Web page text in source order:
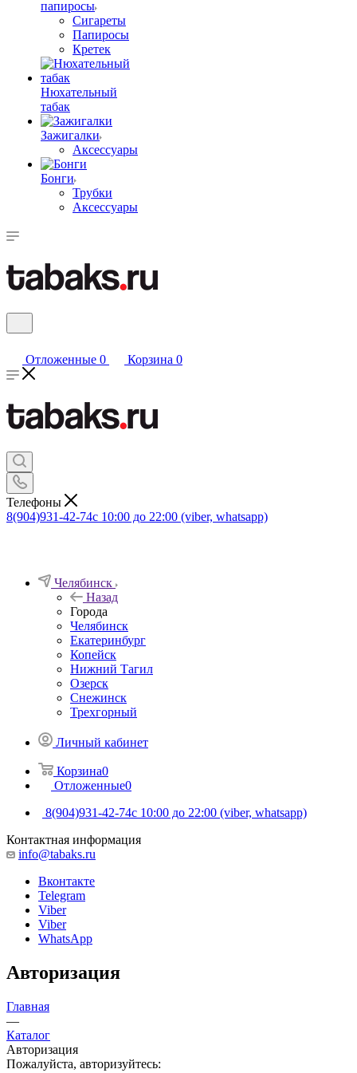
папиросы
Сигареты
Папиросы
Кретек
Нюхательный
табак
Зажигалки
Аксессуары
Бонги
Трубки
Аксессуары
Отложенные 0 Корзина 0
Телефоны
8(904)931-42-74с 10:00 до 22:00 (viber, whatsapp)
Челябинск
Назад
Города
Челябинск
Екатеринбург
Копейск
Нижний Тагил
Озерск
Снежинск
Трехгорный
Личный кабинет
Корзина0
Отложенные0
8(904)931-42-74с 10:00 до 22:00 (viber, whatsapp)
Контактная информация
info@tabaks.ru
Вконтакте
Telegram
Viber
Viber
WhatsApp
Авторизация
Главная
—
Каталог
Авторизация
Пожалуйста, авторизуйтесь: